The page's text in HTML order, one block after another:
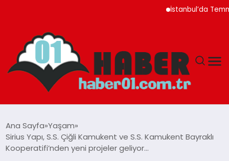
İstanbul’da Temmuz
ADANA
Ana Sayfa Yaşam
Sirius Yapı, S.S. Çiğli Kamukent ve S.S. Kamukent Bayraklı
Kooperatifi’nden yeni projeler geliyor…